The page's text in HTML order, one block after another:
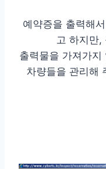
예약증을 출력해
고 하지만,
출력물을 가져가
차량들을 관리해